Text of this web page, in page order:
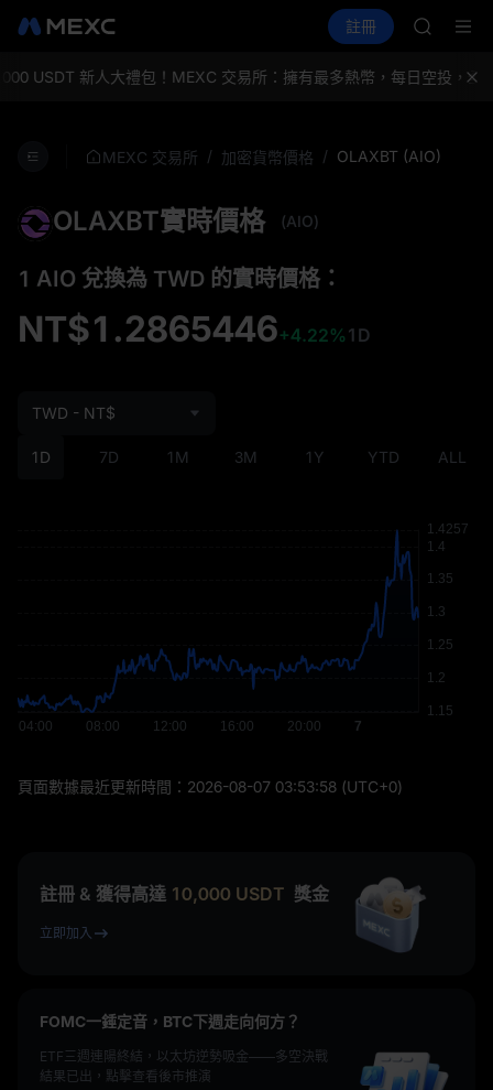
SPCX 理財 活
註冊
HFT
UNITREE
ACE
USDT 新人大禮包！ MEXC 交易所：擁有最多熱幣，每日空投，全
MEXC 交易所 / 加密貨幣價格 / OLAXBT (AIO)
OLAXBT實時價格 (AIO)
1 AIO 兌換為 TWD 的實時價格：
NT$1.2865446+4.22% 1D
1D 7D 1M 3M 1Y YTD ALL
TWD - NT$
頁面數據最近更新時間： 2026-08-07 03:53:58 (UTC+0)
註冊 & 獲得高達 10,000 USDT 獎金
立即加入
FOMC一錘定音，BTC下週走向何方？
ETF三週連陽終結，以太坊逆勢吸金——多空決戰
結果已出，點擊查看後市推演